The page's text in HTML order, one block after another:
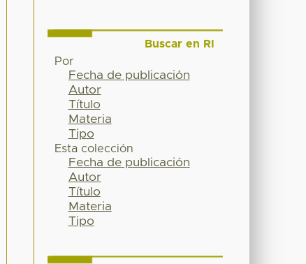
Buscar en RI
Por
Fecha de publicación
Autor
Título
Materia
Tipo
Esta colección
Fecha de publicación
Autor
Título
Materia
Tipo